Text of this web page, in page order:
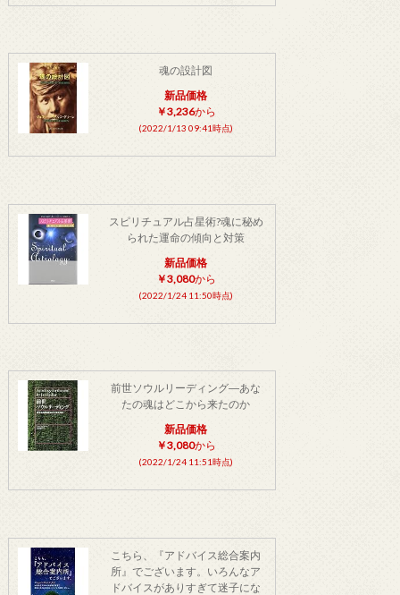
魂の設計図
新品価格
￥3,236から
(2022/1/13 09:41時点)
スピリチュアル占星術?魂に秘め
られた運命の傾向と対策
新品価格
￥3,080から
(2022/1/24 11:50時点)
前世ソウルリーディング―あな
たの魂はどこから来たのか
新品価格
￥3,080から
(2022/1/24 11:51時点)
こちら、『アドバイス総合案内
所』でございます。いろんなア
ドバイスがありすぎて迷子にな